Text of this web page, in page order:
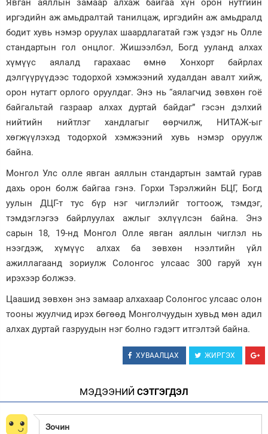
Явган аяллын замаар алхаж байгаа хүн орон нутгийн
иргэдийн аж амьдралтай танилцаж, иргэдийн аж амьдралд
бодит хувь нэмэр оруулах шаардлагатай гэж үздэг нь Олле
стандартын гол онцлог. Жишээлбэл, Богд ууланд алхах
хүмүүс аялалд гарахаас өмнө Хонхорт байрлах
дэлгүүрүүдээс тодорхой хэмжээний худалдан авалт хийж,
орон нутагт орлого оруулдаг. Энэ нь “аялагчид зөвхөн гоё
байгальтай газраар алхах дуртай байдаг” гэсэн дэлхий
нийтийн нийтлэг хандлагыг өөрчилж, НИТАЖ-ыг
хөгжүүлэхэд тодорхой хэмжээний хувь нэмэр оруулж
байна.
Монгол Улс олле явган аяллын стандартын замтай гурав
дахь орон болж байгаа гэнэ. Горхи Тэрэлжийн БЦГ, Богд
уулын ДЦГ-т тус бүр нэг чиглэлийг тогтоож, тэмдэг,
тэмдэглэгээ байрлуулах ажлыг эхлүүлсэн байна. Энэ
сарын 18, 19-нд Монгол Олле явган аяллын чиглэл нь
нээгдэж, хүмүүс алхах ба зөвхөн нээлтийн үйл
ажиллагаанд зориулж Солонгос улсаас 300 гаруй хүн
ирэхээр болжээ.
Цаашид зөвхөн энэ замаар алхахаар Солонгос улсаас олон
тооны жуулчид ирэх бөгөөд Монголчуудын хувьд мөн адил
алхах дуртай газруудын нэг болно гэдэгт итгэлтэй байна.
ХУВААЛЦАХ ЖИРГЭХ
МЭДЭЭНИЙ СЭТГЭГДЭЛ